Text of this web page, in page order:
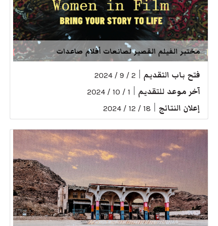
مختبر الفيلم القصير لصانعات أفلام صاعدات
فتح باب التقديم 2 / 9 / 2024
آخر موعد للتقديم 1 / 10 / 2024
إعلان النتائج 18 / 12 / 2024